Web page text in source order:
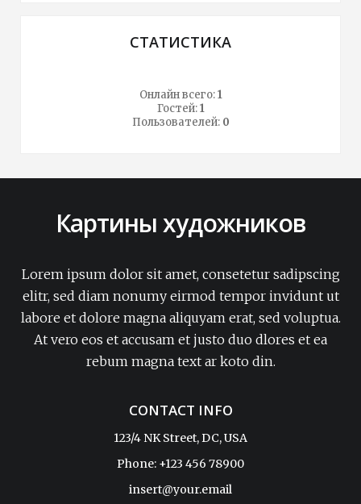
СТАТИСТИКА
Онлайн всего:1
Гостей:1
Пользователей: 0
Картины художников
Lorem ipsum dolor sit amet, consetetur sadipscing
elitr, sed diam nonumy eirmod tempor invidunt ut
labore et dolore magna aliquyam erat, sed voluptua.
At vero eos et accusam et justo duo dlores et ea
rebum magna text ar koto din.
CONTACT INFO
123/4 NK Street, DC, USA
Phone: +123 456 78900
insert@your.email